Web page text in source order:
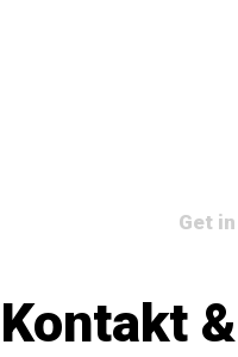
Get
Kontakt